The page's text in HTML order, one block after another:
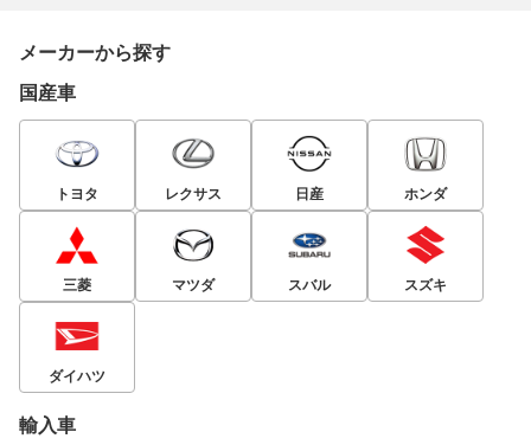
メーカーから探す
国産車
トヨタ レクサス 日産 ホンダ
三菱 マツダ スバル スズキ
ダイハツ
輸入車